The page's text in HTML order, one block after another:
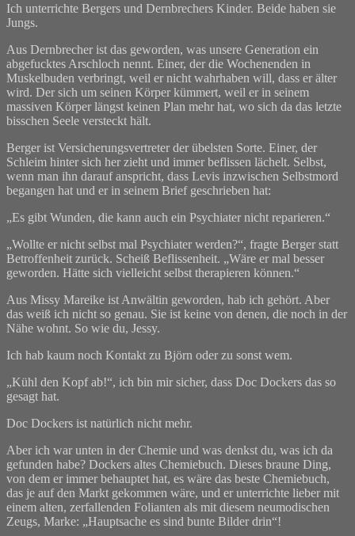
Ich unterrichte Bergers und Dernbrechers Kinder. Beide haben sie
Jungs.
Aus Dernbrecher ist das geworden, was unsere Generation ein
abgefucktes Arschloch nennt. Einer, der die Wochenenden in
Muskelbuden verbringt, weil er nicht wahrhaben will, dass er älter
wird. Der sich um seinen Körper kümmert, weil er in seinem
massiven Körper längst keinen Plan mehr hat, wo sich da das letzte
bisschen Seele versteckt hält.
Berger ist Versicherungsvertreter der übelsten Sorte. Einer, der
Schleim hinter sich her zieht und immer beflissen lächelt. Selbst,
wenn man ihn darauf anspricht, dass Levis inzwischen Selbstmord
begangen hat und er in seinem Brief geschrieben hat:
„Es gibt Wunden, die kann auch ein Psychiater nicht reparieren.“
„Wollte er nicht selbst mal Psychiater werden?“, fragte Berger statt
Betroffenheit zurück. Scheiß Beflissenheit. „Wäre er mal besser
geworden. Hätte sich vielleicht selbst therapieren können.“
Aus Missy Mareike ist Anwältin geworden, hab ich gehört. Aber
das weiß ich nicht so genau. Sie ist keine von denen, die noch in der
Nähe wohnt. So wie du, Jessy.
Ich hab kaum noch Kontakt zu Björn oder zu sonst wem.
„Kühl den Kopf ab!“, ich bin mir sicher, dass Doc Dockers das so
gesagt hat.
Doc Dockers ist natürlich nicht mehr.
Aber ich war unten in der Chemie und was denkst du, was ich da
gefunden habe? Dockers altes Chemiebuch. Dieses braune Ding,
von dem er immer behauptet hat, es wäre das beste Chemiebuch,
das je auf den Markt gekommen wäre, und er unterrichte lieber mit
einem alten, zerfallenden Folianten als mit diesem neumodischen
Zeugs, Marke: „Hauptsache es sind bunte Bilder drin“!